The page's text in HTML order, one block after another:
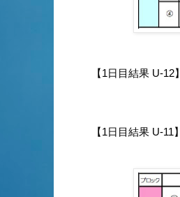
【1日目結果 U-12】
【1日目結果 U-11】